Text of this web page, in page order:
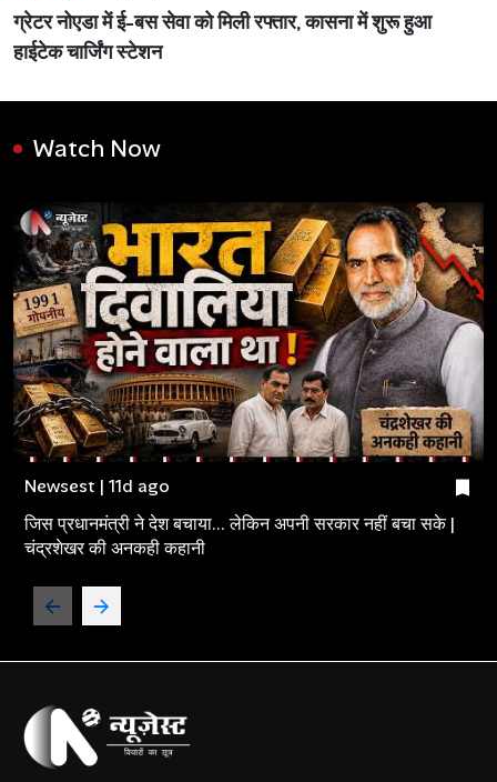
ग्रेटर नोएडा में ई-बस सेवा को मिली रफ्तार, कासना में शुरू हुआ
हाईटेक चार्जिंग स्टेशन
Watch Now
Newsest | 11d ago
जिस प्रधानमंत्री ने देश बचाया... लेकिन अपनी सरकार नहीं बचा सके |
चंद्रशेखर की अनकही कहानी